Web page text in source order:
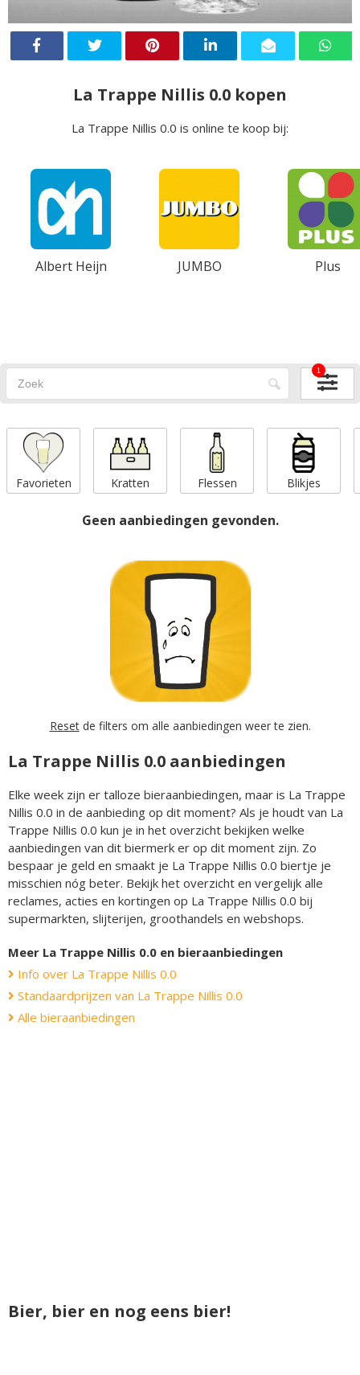
La Trappe Nillis 0.0 kopen
La Trappe Nillis 0.0 is online te koop bij:
Albert Heijn JUMBO Plus
1
Favorieten Kratten Flessen Blikjes
Geen aanbiedingen gevonden.
Resetde filters om alle aanbiedingen weer te zien.
La Trappe Nillis 0.0 aanbiedingen
Elke week zijn er talloze bieraanbiedingen, maar is La Trappe
Nillis 0.0 in de aanbieding op dit moment? Als je houdt van La
Trappe Nillis 0.0 kun je in het overzicht bekijken welke
aanbiedingen van dit biermerk er op dit moment zijn. Zo
bespaar je geld en smaakt je La Trappe Nillis 0.0 biertje je
misschien nóg beter. Bekijk het overzicht en vergelijk alle
reclames, acties en kortingen op La Trappe Nillis 0.0 bij
supermarkten, slijterijen, groothandels en webshops.
Meer La Trappe Nillis 0.0 en bieraanbiedingen
Info over La Trappe Nillis 0.0
Standaardprijzen van La Trappe Nillis 0.0
Alle bieraanbiedingen
Bier, bier en nog eens bier!